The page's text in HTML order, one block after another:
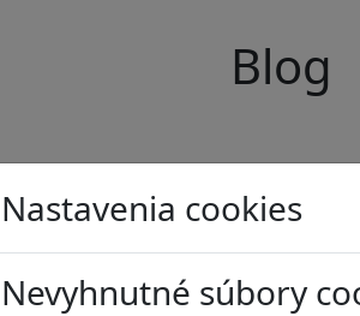
Nastavenia cookies
Nevyhnutné súbory
Blog